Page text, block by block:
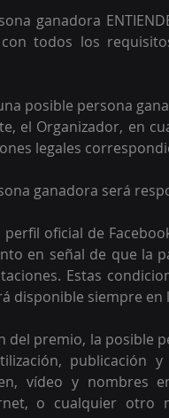
ganadora
todos los
posible persona
el Organizador, en
legales
ganadora será
oficial de
en señal de que la
Estas
disponible siempre
del premio, la posible
publicación
vídeo y nombres
o cualquier otro